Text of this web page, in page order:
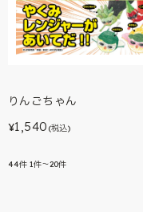
りんごちゃん
¥1,540 (税込)
44件 1件～20件